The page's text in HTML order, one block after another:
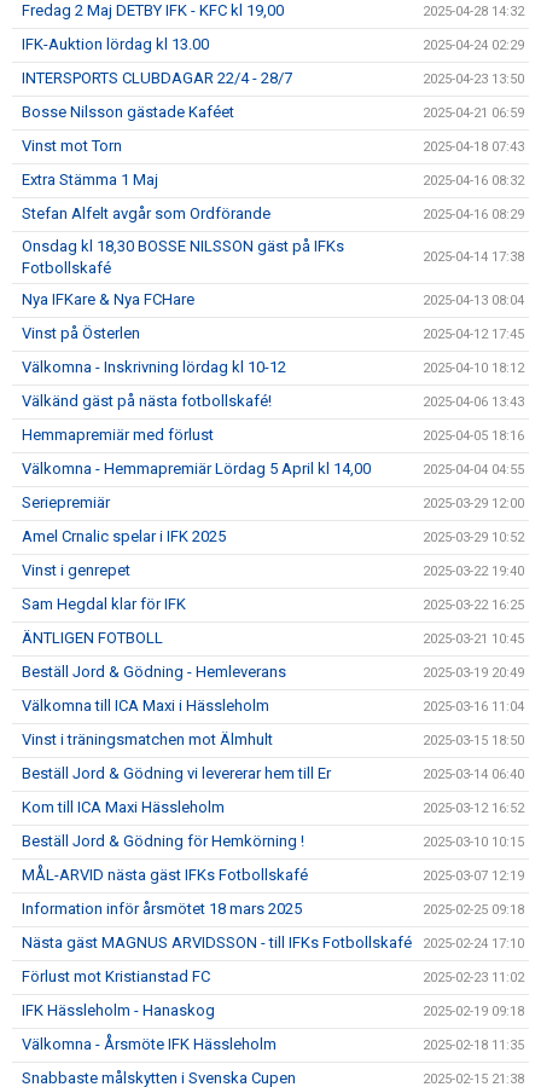
Fredag 2 Maj DETBY IFK - KFC kl 19,00 2025-04-28 14:32
IFK-Auktion lördag kl 13.00 2025-04-24 02:29
INTERSPORTS CLUBDAGAR 22/4 - 28/7 2025-04-23 13:50
Bosse Nilsson gästade Kaféet 2025-04-21 06:59
Vinst mot Torn 2025-04-18 07:43
Extra Stämma 1 Maj 2025-04-16 08:32
Stefan Alfelt avgår som Ordförande 2025-04-16 08:29
Onsdag kl 18,30 BOSSE NILSSON gäst på IFKs
Fotbollskafé
2025-04-14 17:38
Nya IFKare & Nya FCHare 2025-04-13 08:04
Vinst på Österlen 2025-04-12 17:45
Välkomna - Inskrivning lördag kl 10-12 2025-04-10 18:12
Välkänd gäst på nästa fotbollskafé! 2025-04-06 13:43
Hemmapremiär med förlust 2025-04-05 18:16
Välkomna - Hemmapremiär Lördag 5 April kl 14,00 2025-04-04 04:55
Seriepremiär 2025-03-29 12:00
Amel Crnalic spelar i IFK 2025 2025-03-29 10:52
Vinst i genrepet 2025-03-22 19:40
Sam Hegdal klar för IFK 2025-03-22 16:25
ÄNTLIGEN FOTBOLL 2025-03-21 10:45
Beställ Jord & Gödning - Hemleverans 2025-03-19 20:49
Välkomna till ICA Maxi i Hässleholm 2025-03-16 11:04
Vinst i träningsmatchen mot Älmhult 2025-03-15 18:50
Beställ Jord & Gödning vi levererar hem till Er 2025-03-14 06:40
Kom till ICA Maxi Hässleholm 2025-03-12 16:52
Beställ Jord & Gödning för Hemkörning ! 2025-03-10 10:15
MÅL-ARVID nästa gäst IFKs Fotbollskafé 2025-03-07 12:19
Information inför årsmötet 18 mars 2025 2025-02-25 09:18
Nästa gäst MAGNUS ARVIDSSON - till IFKs Fotbollskafé 2025-02-24 17:10
Förlust mot Kristianstad FC 2025-02-23 11:02
IFK Hässleholm - Hanaskog 2025-02-19 09:18
Välkomna - Årsmöte IFK Hässleholm 2025-02-18 11:35
Snabbaste målskytten i Svenska Cupen 2025-02-15 21:38